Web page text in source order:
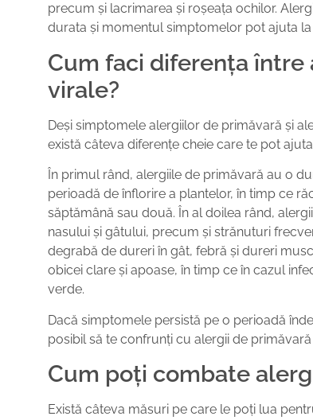
precum și lacrimarea și roșeața ochilor.
durata și momentul simptomelor pot ajuta
Cum faci diferența
virale?
Deși simptomele alergiilor de primăvară și
există câteva diferențe cheie care te pot
În primul rând, alergiile de primăvară au o
perioadă de înflorire a plantelor, în timp ce
săptămână sau două. În al doilea rând,
nasului și gâtului, precum și strănuturi
degrabă de dureri în gât, febră și dureri
obicei clare și apoase, în timp ce în cazul
verde.
Dacă simptomele persistă pe o perioadă
posibil să te confrunți cu alergii de
Cum poți combate
Există câteva măsuri pe care le poți lua